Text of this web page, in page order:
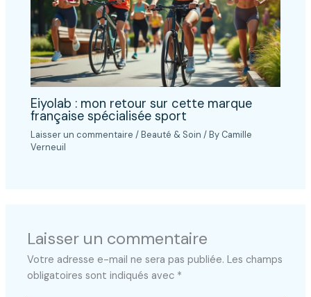
Eiyolab : mon retour sur cette marque
française spécialisée sport
Laisser un commentaire /Beauté & Soin / By Camille
Verneuil
Laisser un commentaire
Votre adresse e-mail ne sera pas publiée. Les champs
obligatoires sont indiqués avec *